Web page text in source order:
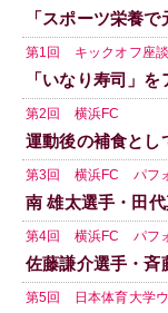
「スポーツ栄養
第1回 キックオフ座
「いなり寿司」
第2回 横浜FC
運動後の補食と
第3回 横浜FC パフォ
南 雄太選手・田
第4回 横浜FC パフォ
佐藤謙介選手・斉
第5回 日本体育大学